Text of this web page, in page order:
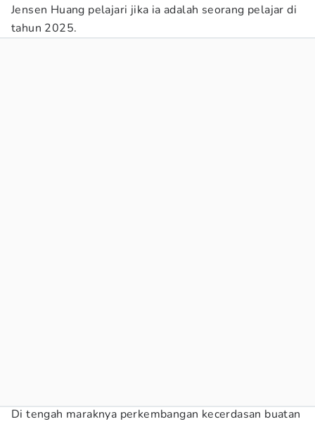
Jensen Huang pelajari jika ia adalah seorang pelajar di
tahun 2025.
Di tengah maraknya perkembangan kecerdasan buatan